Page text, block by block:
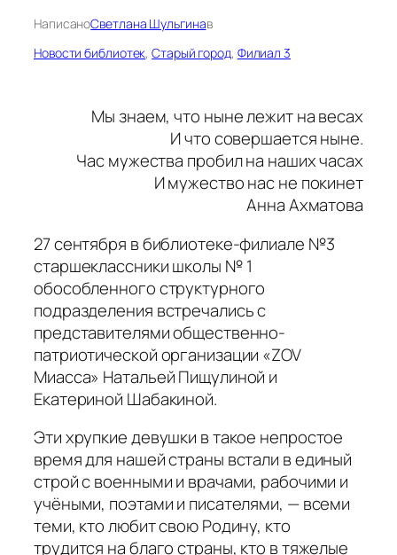
НаписаноСветлана Шульгинав
Новости библиотек, Старый город, Филиал 3
Мы знаем, что ныне лежит на весах
И что совершается ныне.
Час мужества пробил на наших часах
И мужество нас не покинет
Анна Ахматова
27 сентября в библиотеке-филиале №3
старшеклассники школы № 1
обособленного структурного
подразделения встречались с
представителями общественно-
патриотической организации «ZOV
Миасса» Натальей Пищулиной и
Екатериной Шабакиной.
Эти хрупкие девушки в такое непростое
время для нашей страны встали в единый
строй с военными и врачами, рабочими и
учёными, поэтами и писателями, — всеми
теми, кто любит свою Родину, кто
трудится на благо страны, кто в тяжелые